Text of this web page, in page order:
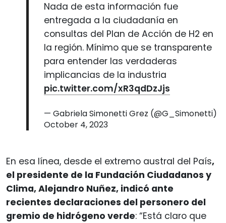
Nada de esta información fue
entregada a la ciudadanía en
consultas del Plan de Acción de H2 en
la región. Mínimo que se transparente
para entender las verdaderas
implicancias de la industria
pic.twitter.com/xR3qdDzJjs
— Gabriela Simonetti Grez (@G_Simonetti)
October 4, 2023
En esa línea, desde el extremo austral del País,
el presidente de la Fundación Ciudadanos y
Clima, Alejandro Nuñez, indicó ante
recientes declaraciones del personero del
gremio de hidrógeno verde: “Está claro que